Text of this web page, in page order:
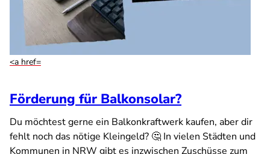
<a href=
Förderung für Balkonsolar?
Du möchtest gerne ein Balkonkraftwerk kaufen, aber dir
fehlt noch das nötige Kleingeld? 🤔 In vielen Städten und
Kommunen in NRW gibt es inzwischen Zuschüsse zum